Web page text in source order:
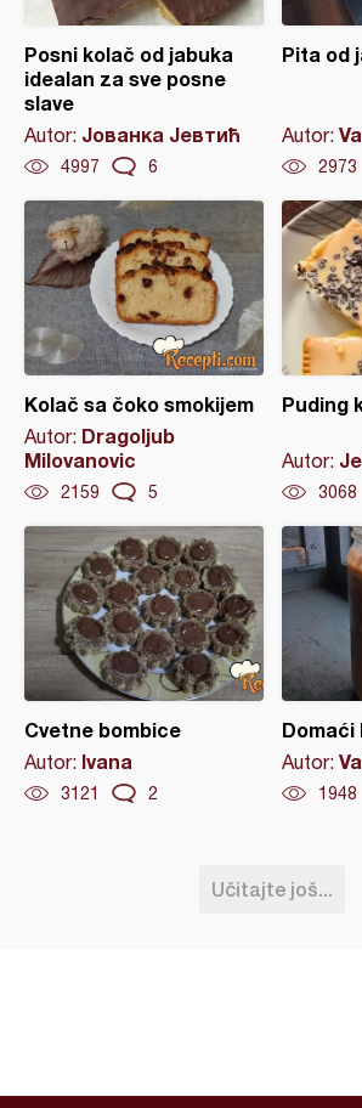
Posni kolač od jabuka
idealan za sve posne
slave
Autor: Јованка Јевтић
4997 6
Pita od
Autor:
2973
Kolač sa čoko smokijem
Autor: Dragoljub
Milovanovic
2159 5
Puding
Autor:
3068
Cvetne bombice
Autor: Ivana
3121 2
Domaći
Autor:
1948
Učitajte još...